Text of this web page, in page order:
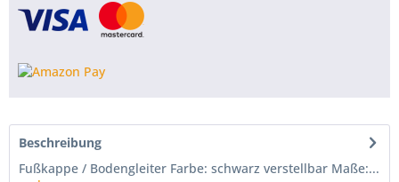
Beschreibung
Fußkappe / Bodengleiter Farbe: schwarz verstellbar Maße:...